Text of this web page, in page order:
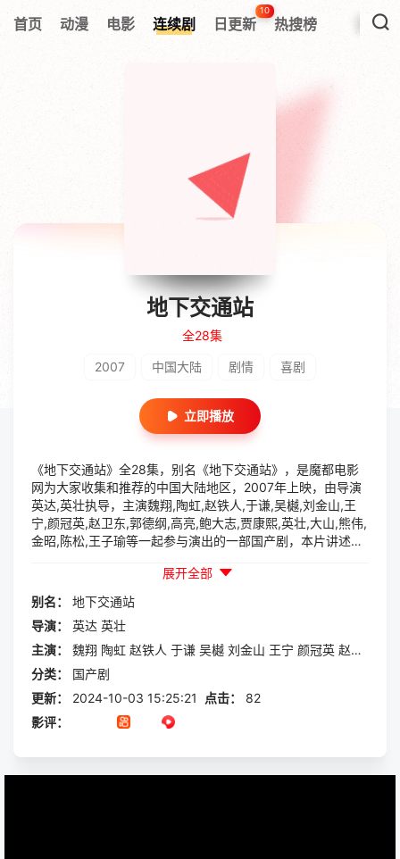
首页 动漫 电影 连续剧 日更新
10
热搜榜
地下交通站
全28集
2007 中国大陆 剧情 喜剧
立即播放
《地下交通站》全28集，别名《地下交通站》，是魔都电影
网为大家收集和推荐的中国大陆地区，2007年上映，由导演
英达,英壮执导，主演魏翔,陶虹,赵铁人,于谦,吴樾,刘金山,王
宁,颜冠英,赵卫东,郭德纲,高亮,鲍大志,贾康熙,英壮,大山,熊伟,
金昭,陈松,王子瑜等一起参与演出的一部国产剧，本片讲述的
时我军势力不断发展壮大，周边数座县城都被解放，安邱城中
的日伪无不人心惶惶，各思退路。经营一间驴肉馆“鼎香楼”的
大伙计蔡水根（饰）颇得日伪赏识，而他实...
展开全部
别名：
地下交通站
导演：
英达 英壮
主演：
魏翔 陶虹 赵铁人 于谦 吴樾 刘金山 王宁 颜冠英 赵卫东
分类：
国产剧
更新：
2024-10-03 15:25:21 点击：
82
影评：